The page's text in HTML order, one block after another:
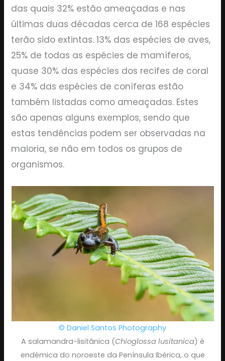
das quais 32% estão ameaçadas e nas
últimas duas décadas cerca de 168 espécies
terão sido extintas. 13% das espécies de aves,
25% de todas as espécies de mamíferos,
quase 30% das espécies dos recifes de coral
e 34% das espécies de coníferas estão
também listadas como ameaçadas. Estes
são apenas alguns exemplos, sendo que
estas tendências podem ser observadas na
maioria, se não em todos os grupos de
organismos.
© Daniel Santos Photography
A salamandra-lisitânica (Chioglossa lusitanica) é
endémica do noroeste da Península Ibérica, o que